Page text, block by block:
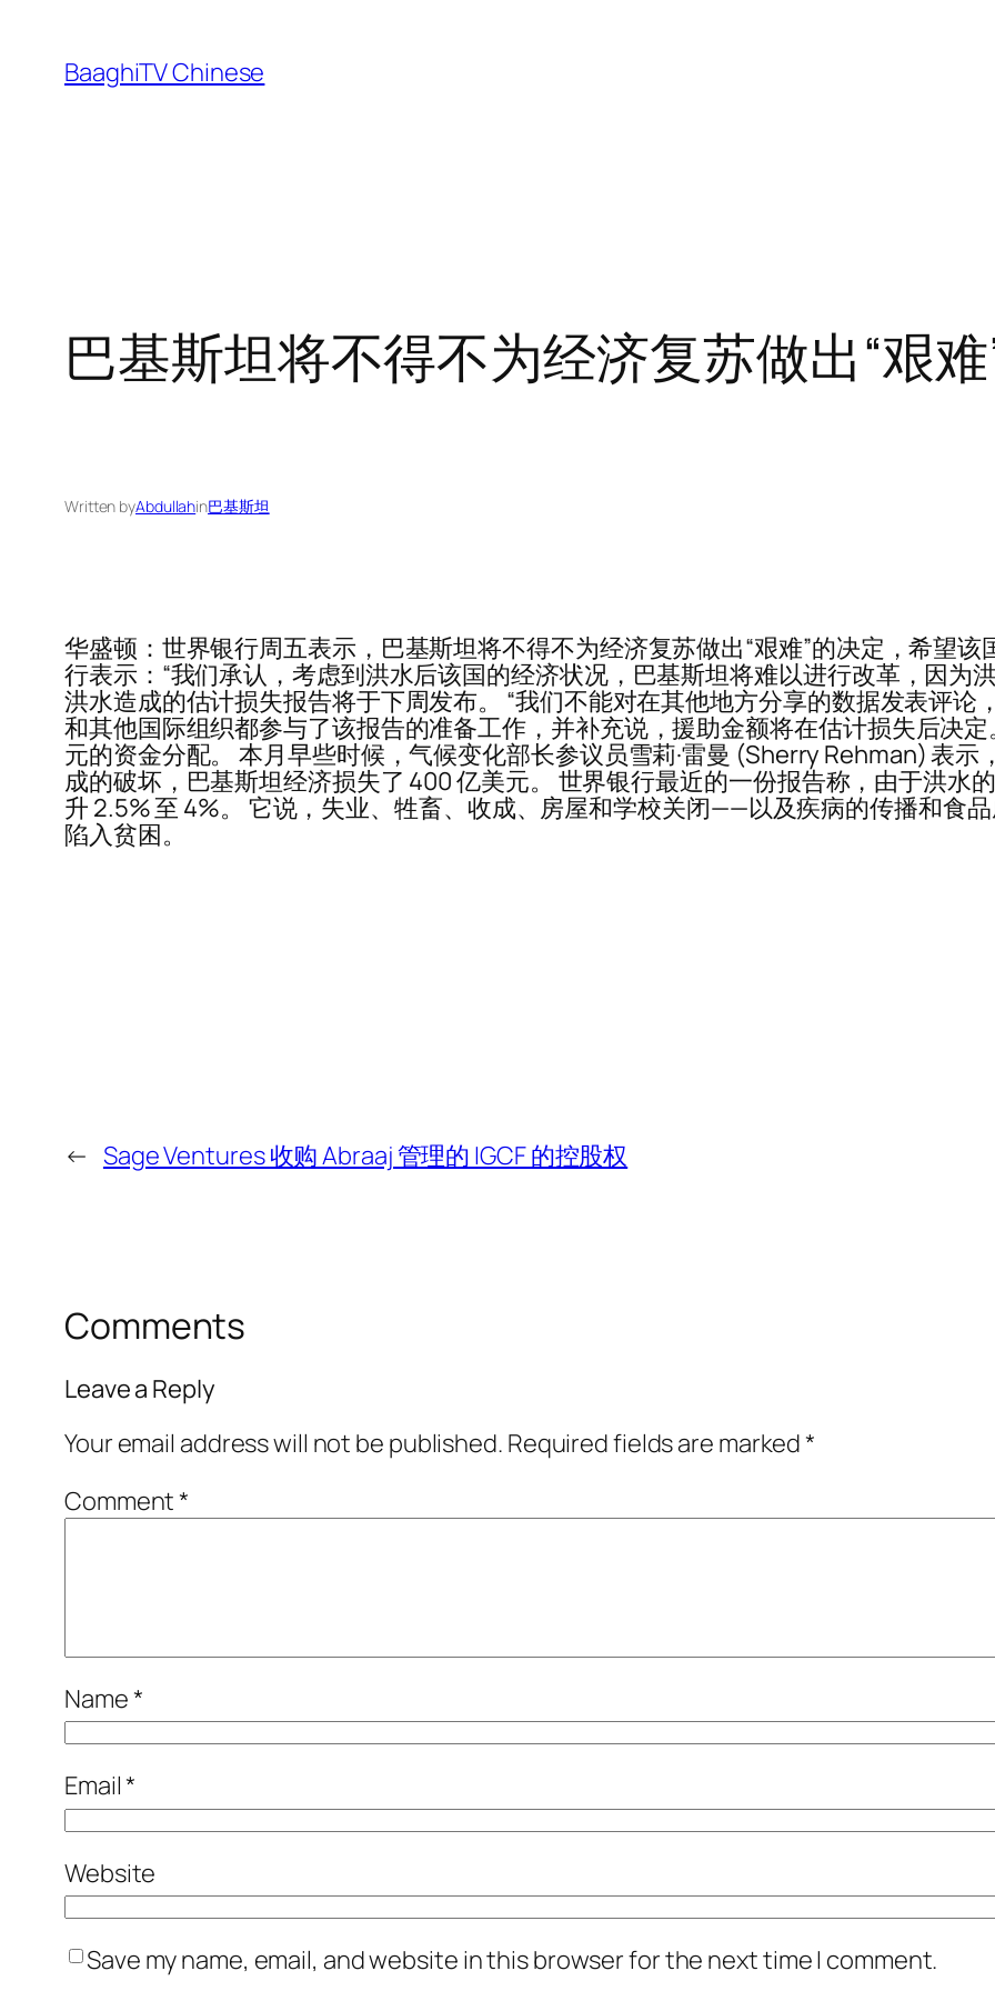
content
BaaghiTV Chinese
巴基斯坦将不得不为经济复苏做出“艰
Written byAbdullahin巴基斯坦
华盛顿：世界银行周五表示，巴基斯坦将不得不为经济复苏做出“艰难”的决定，希望
行表示：“我们承认，考虑到洪水后该国的经济状况，巴基斯坦将难以进行改革，因为
洪水造成的估计损失报告将于下周发布。 “我们不能对在其他地方分享的数据发表评论
和其他国际组织都参与了该报告的准备工作，并补充说，援助金额将在估计损失后决
元的资金分配。 本月早些时候，气候变化部长参议员雪莉·雷曼 (Sherry Rehman) 表
成的破坏，巴基斯坦经济损失了 400 亿美元。 世界银行最近的一份报告称，由于洪水
升 2.5% 至 4%。 它说，失业、牲畜、收成、房屋和学校关闭——以及疾病的传播和食
陷入贫困。
← Sage Ventures 收购 Abraaj 管理的 IGCF 的控股权
Comments
Leave a Reply
Your email address will not be published. Required fields are marked*
Comment*
Name*
Email*
Website
Save my name, email, and website in this browser for the next time I comment.